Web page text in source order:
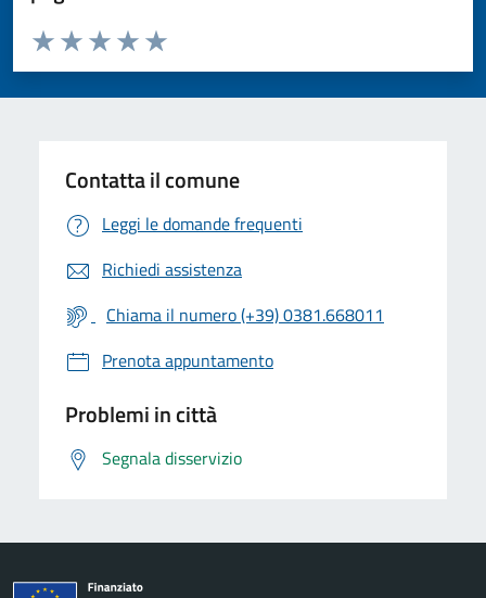
Valuta da 1 a 5 stelle la pagina
Valuta 5 stelle su 5
Valuta 4 stelle su 5
Valuta 3 stelle su 5
Valuta 2 stelle su 5
Valuta 1 stelle su 5
Contatta il comune
Leggi le domande frequenti
Richiedi assistenza
Chiama il numero (+39) 0381.668011
Prenota appuntamento
Problemi in città
Segnala disservizio